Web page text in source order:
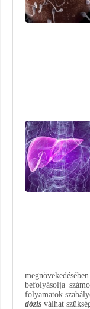
befolyásolja
folyamatok
dózis válhat